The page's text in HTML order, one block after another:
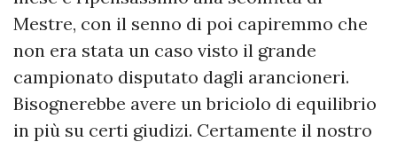
Mestre, con il senno di poi capiremmo che
non era stata un caso visto il grande
campionato disputato dagli arancioneri.
Bisognerebbe avere un briciolo di equilibrio
in più su certi giudizi. Certamente il nostro